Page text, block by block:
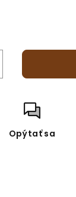
Opýtať sa